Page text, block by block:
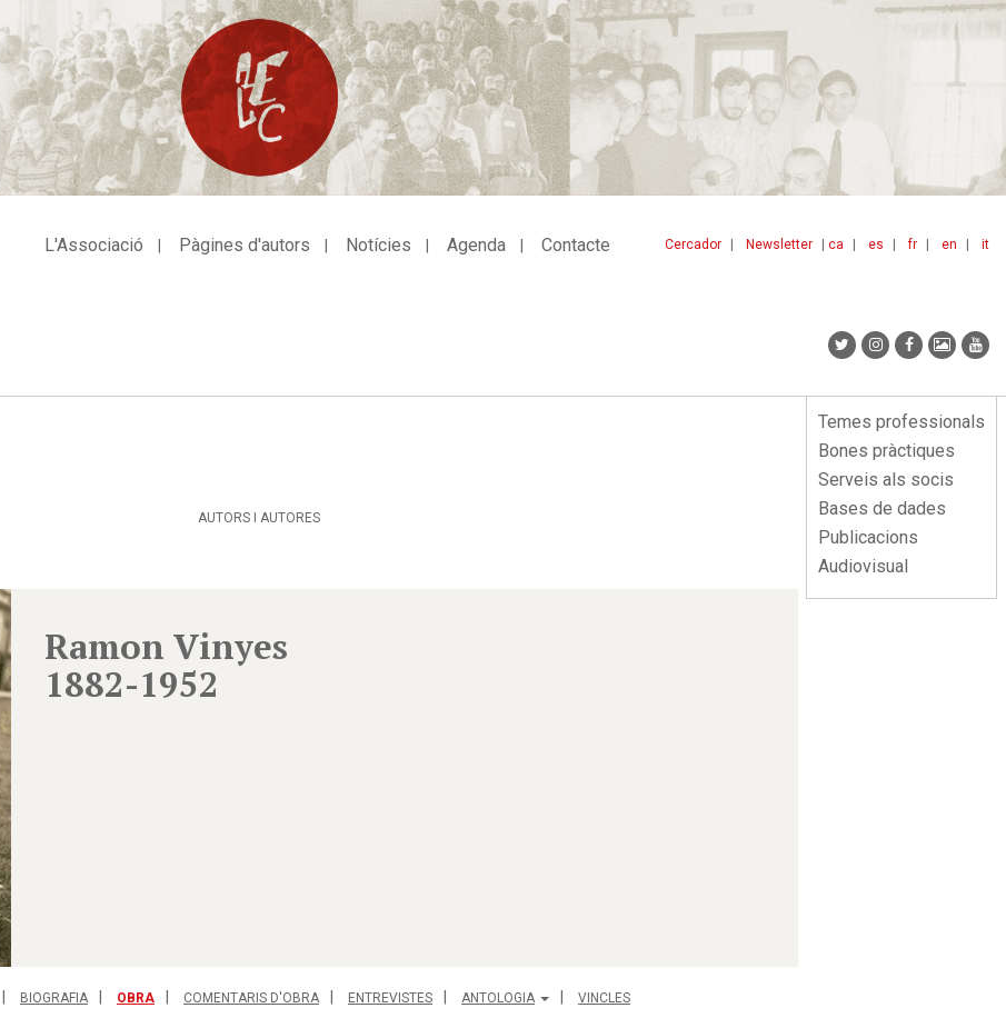
ca es fr en it
Cercador Newsletter
L'Associació Pàgines d'autors Notícies Agenda Contacte
Menu
lateral
Temes professionals
Bones pràctiques
Serveis als socis
Bases de dades
Publicacions
Audiovisual
AUTORS I AUTORES
Ramon Vinyes
1882-1952
BIOGRAFIA OBRA COMENTARIS D'OBRA ENTREVISTES ANTOLOGIA VINCLES